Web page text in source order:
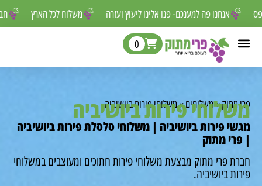
משלוח לכל הארץ אנחנו פה למענכם- פנו אלינו ליעוץ ועזרה לפספס
0
»משלוחים»משלוחי פירות ביושיביה
פירות ביושיביה
פירות ביושיביה | משלוחי סלסלת פירות ביושיביה
מתוק
פרי מתוק מבצעת משלוחי פירות חתוכים ומעוצבים במשלוחי
ביושיביה.